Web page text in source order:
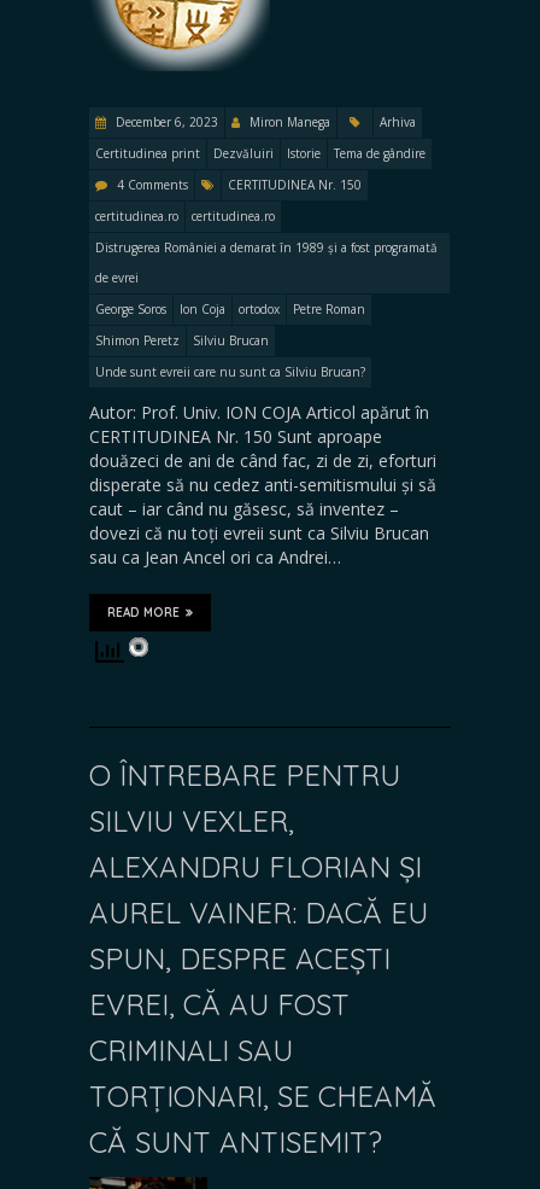
December 6, 2023 Miron Manega
Arhiva
Certitudinea print
Dezvăluiri Istorie
Tema de gândire
4 Comments
CERTITUDINEA Nr. 150
certitudinea.ro
certitudinea.ro
Distrugerea României a demarat în 1989 și a fost programată
de evrei
George Soros
Ion Coja ortodox
Petre Roman
Shimon Peretz
Silviu Brucan
Unde sunt evreii care nu sunt ca Silviu Brucan?
Autor: Prof. Univ. ION COJA Articol apărut în
CERTITUDINEA Nr. 150 Sunt aproape
douăzeci de ani de când fac, zi de zi, eforturi
disperate să nu cedez anti-semitismului și să
caut – iar când nu găsesc, să inventez –
dovezi că nu toți evreii sunt ca Silviu Brucan
sau ca Jean Ancel ori ca Andrei…
READ MORE
O ÎNTREBARE PENTRU
SILVIU VEXLER,
ALEXANDRU FLORIAN ȘI
AUREL VAINER: DACĂ EU
SPUN, DESPRE ACEȘTI
EVREI, CĂ AU FOST
CRIMINALI SAU
TORȚIONARI, SE CHEAMĂ
CĂ SUNT ANTISEMIT?